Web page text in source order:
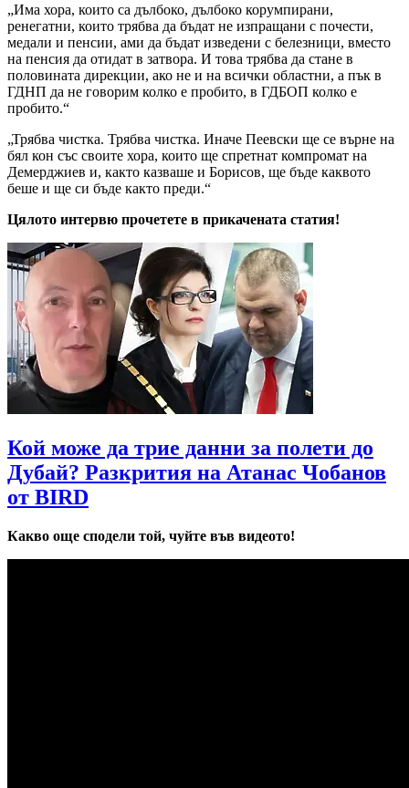
„Има хора, които са дълбоко, дълбоко корумпирани,
ренегатни, които трябва да бъдат не изпращани с почести,
медали и пенсии, ами да бъдат изведени с белезници, вместо
на пенсия да отидат в затвора. И това трябва да стане в
половината дирекции, ако не и на всички областни, а пък в
ГДНП да не говорим колко е пробито, в ГДБОП колко е
пробито.“
„Трябва чистка. Трябва чистка. Иначе Пеевски ще се върне на
бял кон със своите хора, които ще спретнат компромат на
Демерджиев и, както казваше и Борисов, ще бъде каквото
беше и ще си бъде както преди.“
Цялото интервю прочетете в прикачената статия!
Кой може да трие данни за полети до
Дубай? Разкрития на Атанас Чобанов
от BIRD
Какво още сподели той, чуйте във видеото!